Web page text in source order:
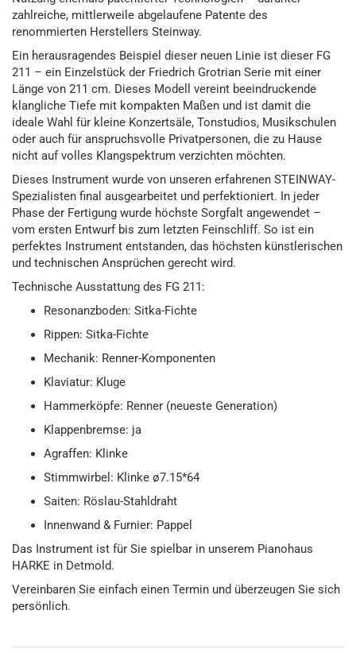
zahlreiche, mittlerweile abgelaufene Patente des
renommierten Herstellers Steinway.
Ein herausragendes Beispiel dieser neuen Linie ist dieser FG
211 – ein Einzelstück der Friedrich Grotrian Serie mit einer
Länge von 211 cm. Dieses Modell vereint beeindruckende
klangliche Tiefe mit kompakten Maßen und ist damit die
ideale Wahl für kleine Konzertsäle, Tonstudios, Musikschulen
oder auch für anspruchsvolle Privatpersonen, die zu Hause
nicht auf volles Klangspektrum verzichten möchten.
Dieses Instrument wurde von unseren erfahrenen STEINWAY-
Spezialisten final ausgearbeitet und perfektioniert. In jeder
Phase der Fertigung wurde höchste Sorgfalt angewendet –
vom ersten Entwurf bis zum letzten Feinschliff. So ist ein
perfektes Instrument entstanden, das höchsten künstlerischen
und technischen Ansprüchen gerecht wird.
Technische Ausstattung des FG 211:
Resonanzboden: Sitka-Fichte
Rippen: Sitka-Fichte
Mechanik: Renner-Komponenten
Klaviatur: Kluge
Hammerköpfe: Renner (neueste Generation)
Klappenbremse: ja
Agraffen: Klinke
Stimmwirbel: Klinke ø7.15*64
Saiten: Röslau-Stahldraht
Innenwand & Furnier: Pappel
Das Instrument ist für Sie spielbar in unserem Pianohaus
HARKE in Detmold.
Vereinbaren Sie einfach einen Termin und überzeugen Sie sich
persönlich.